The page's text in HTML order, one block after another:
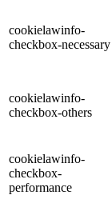
cookielawinfo-
checkbox-necessary
cookielawinfo-
checkbox-others
cookielawinfo-
checkbox-
performance